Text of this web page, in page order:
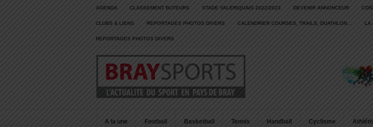
AGENDA CLASSEMENT BUTEURS STADE VALERIQUAIS 2022/2023 DEVENIR ANNONCEUR
CLUBS & LIENS REPORTAGES PHOTOS DIVERS CALENDRIER COURSES, TRAILS, DUATHLON… LA
REPORTAGES PHOTOS DIVERS
A la une Football Basketball Tennis Handball Cyclisme